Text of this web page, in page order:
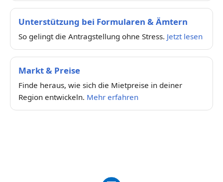
Unterstützung bei Formularen & Ämtern
So gelingt die Antragstellung ohne Stress. Jetzt lesen
Markt & Preise
Finde heraus, wie sich die Mietpreise in deiner
Region entwickeln. Mehr erfahren